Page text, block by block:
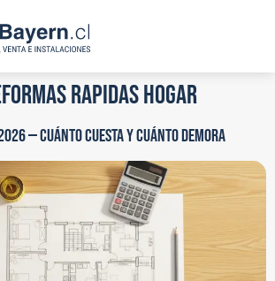
rapidas hogar
— CUÁNTO CUESTA Y CUÁNTO DEMORA